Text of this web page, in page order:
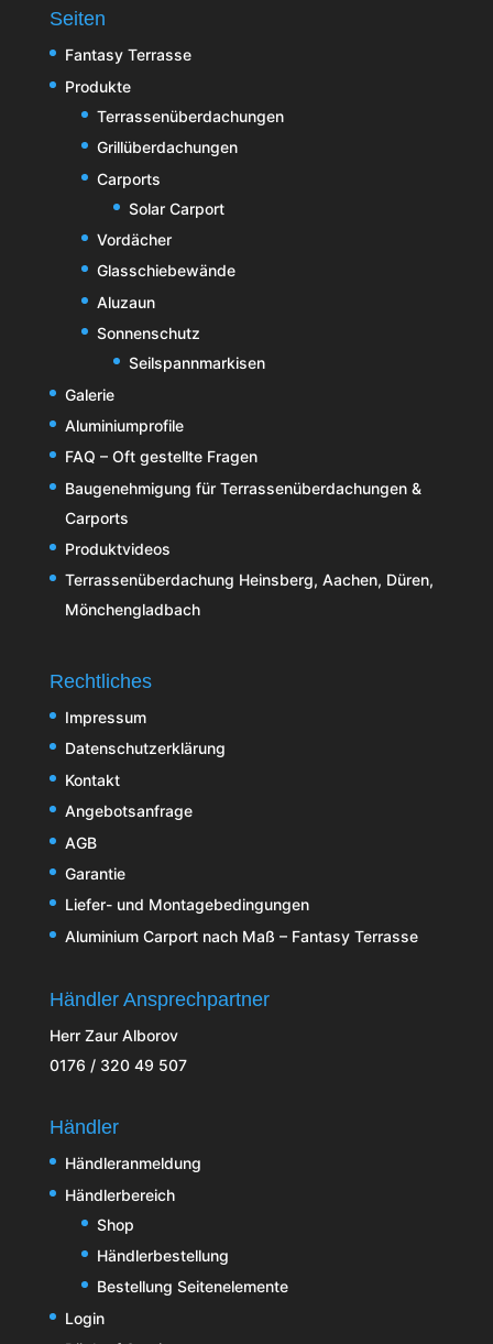
Seiten
Fantasy Terrasse
Produkte
Terrassenüberdachungen
Grillüberdachungen
Carports
Solar Carport
Vordächer
Glasschiebewände
Aluzaun
Sonnenschutz
Seilspannmarkisen
Galerie
Aluminiumprofile
FAQ – Oft gestellte Fragen
Baugenehmigung für Terrassenüberdachungen &
Carports
Produktvideos
Terrassenüberdachung Heinsberg, Aachen, Düren,
Mönchengladbach
Rechtliches
Impressum
Datenschutzerklärung
Kontakt
Angebotsanfrage
AGB
Garantie
Liefer- und Montagebedingungen
Aluminium Carport nach Maß – Fantasy Terrasse
Händler Ansprechpartner
Herr Zaur Alborov
0176 / 320 49 507
Händler
Händleranmeldung
Händlerbereich
Shop
Händlerbestellung
Bestellung Seitenelemente
Login